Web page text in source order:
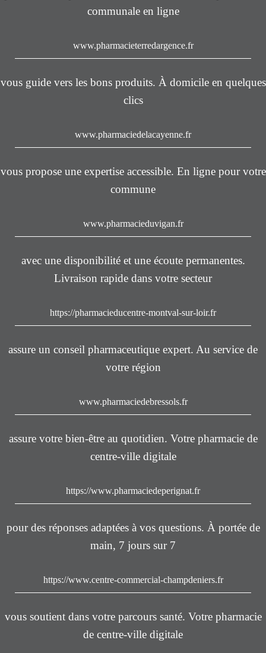
communale en ligne
www.pharmacieterredargence.fr
vous guide vers les bons produits. À domicile en quelques
clics
www.pharmaciedelacayenne.fr
vous propose une expertise accessible. En ligne pour votre
commune
www.pharmacieduvigan.fr
avec une disponibilité et une écoute permanentes.
Livraison rapide dans votre secteur
https://pharmacieducentre-montval-sur-loir.fr
assure un conseil pharmaceutique expert. Au service de
votre région
www.pharmaciedebressols.fr
assure votre bien-être au quotidien. Votre pharmacie de
centre-ville digitale
https://www.pharmaciedeperignat.fr
pour des réponses adaptées à vos questions. À portée de
main, 7 jours sur 7
https://www.centre-commercial-champdeniers.fr
vous soutient dans votre parcours santé. Votre pharmacie
de centre-ville digitale